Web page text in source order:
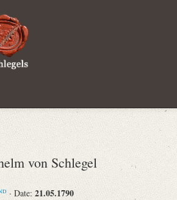
von Schlegel
· Date: 21.05.1790